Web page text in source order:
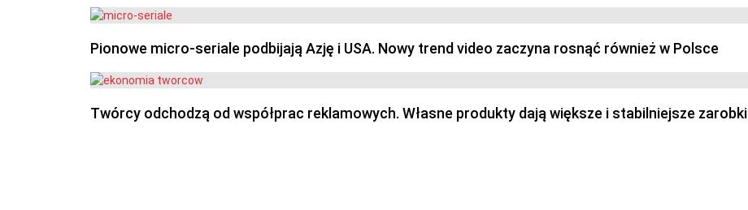
Pionowe micro-seriale podbijają Azję i USA. Nowy trend video zaczyna rosnąć również w Polsce
Twórcy odchodzą od współprac reklamowych. Własne produkty dają większe i stabilniejsze zarobki